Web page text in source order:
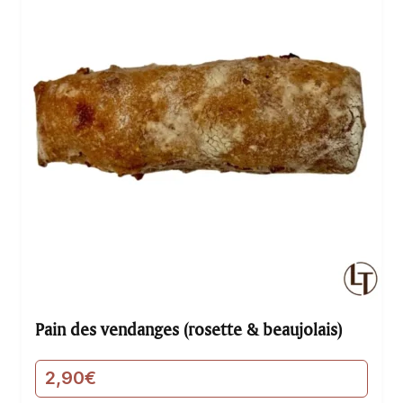
Pain des vendanges (rosette & beaujolais)
2,90€